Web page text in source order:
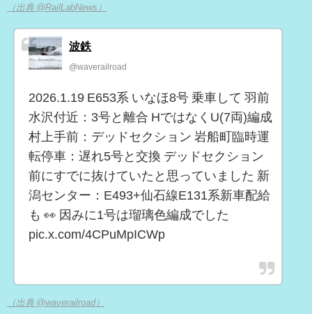
（出典 @RailLabNews）
波鉄
@waverailroad
2026.1.19 E653系 いなほ8号 乗車して 羽前
水沢付近：3号と離合 HではなくU(7両)編成
村上手前：デッドセクション 岩船町臨時運
転停車：遅れ5号と交換 デッドセクション
前にすでに抜けていたと思っていました 新
潟センター：E493+仙石線E131系新車配給
も 👀 因みに1号は瑠璃色編成でした
pic.x.com/4CPuMpICWp
（出典 @waverailroad）